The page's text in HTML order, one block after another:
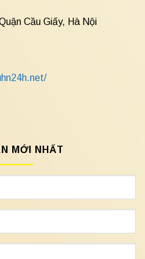
Cầu Giấy, Hà Nội
MỚI NHẤT